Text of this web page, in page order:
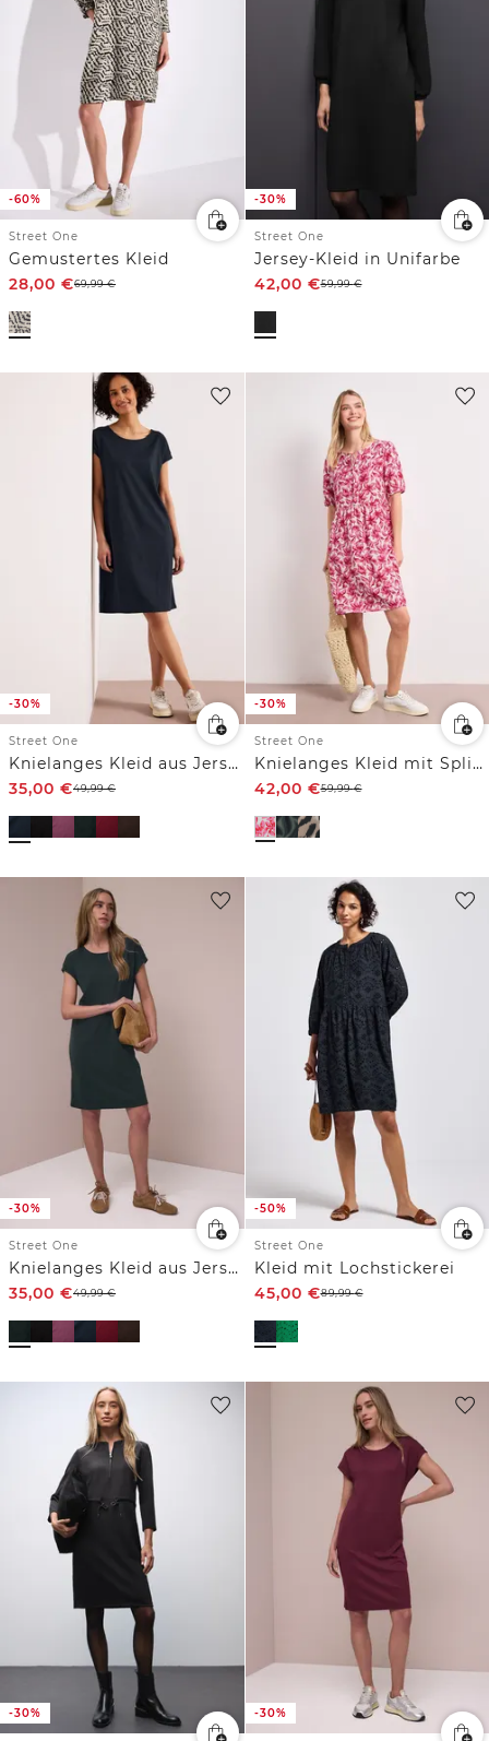
-60%
Street One
Gemustertes Kleid
28,00 €69,99€
-30%
Street One
Jersey-Kleid in Unifarbe
42,00 €59,99€
-30%
Street One
Knielanges Kleid aus Jersey
35,00 €49,99€
-30%
Street One
Knielanges Kleid mit Split Neck und Print
42,00 €59,99€
-30%
Street One
Knielanges Kleid aus Jersey
35,00 €49,99€
-50%
Street One
Kleid mit Lochstickerei
45,00 €89,99€
-30% -30%